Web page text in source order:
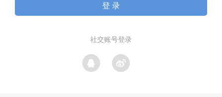
登 录
社交账号登录